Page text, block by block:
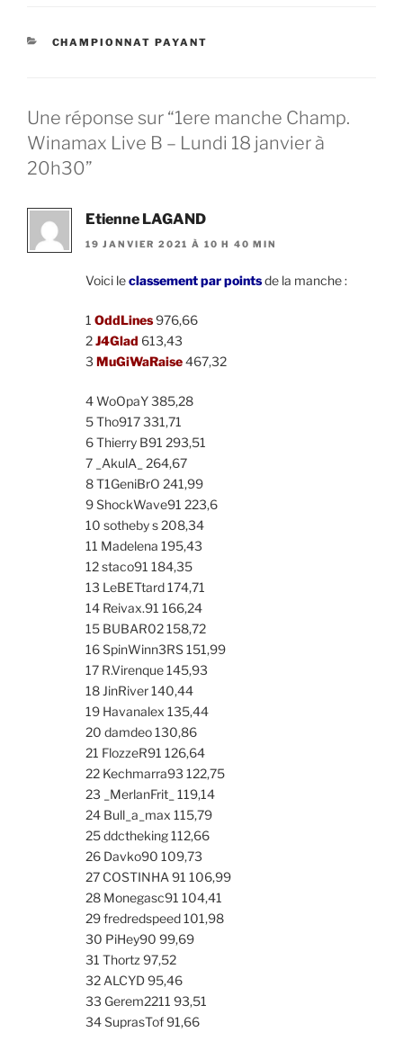
CATÉGORIES
CHAMPIONNAT PAYANT
Une réponse sur “1ere manche Champ.
Winamax Live B – Lundi 18 janvier à
20h30”
Etienne LAGAND
19 JANVIER 2021 À 10 H 40 MIN
Voici leclassement par pointsde la manche :
1 OddLines976,66
2J4Glad 613,43
3 MuGiWaRaise467,32
4 WoOpaY 385,28
5 Tho917 331,71
6 Thierry B91 293,51
7 _AkulA_ 264,67
8 T1GeniBrO 241,99
9 ShockWave91 223,6
10 sotheby s 208,34
11 Madelena 195,43
12 staco91 184,35
13 LeBETtard 174,71
14 Reivax.91 166,24
15 BUBAR02 158,72
16 SpinWinn3RS 151,99
17 R.Virenque 145,93
18 JinRiver 140,44
19 Havanalex 135,44
20 damdeo 130,86
21 FlozzeR91 126,64
22 Kechmarra93 122,75
23 _MerlanFrit_ 119,14
24 Bull_a_max 115,79
25 ddctheking 112,66
26 Davko90 109,73
27 COSTINHA 91 106,99
28 Monegasc91 104,41
29 fredredspeed 101,98
30 PiHey90 99,69
31 Thortz 97,52
32 ALCYD 95,46
33 Gerem2211 93,51
34 SuprasTof 91,66